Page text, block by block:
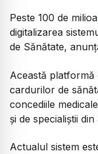
Peste 100 de
digitalizarea
de Sănătate,
Această
cardurilor de
concediile
și de specialiștii
Actualul sistem